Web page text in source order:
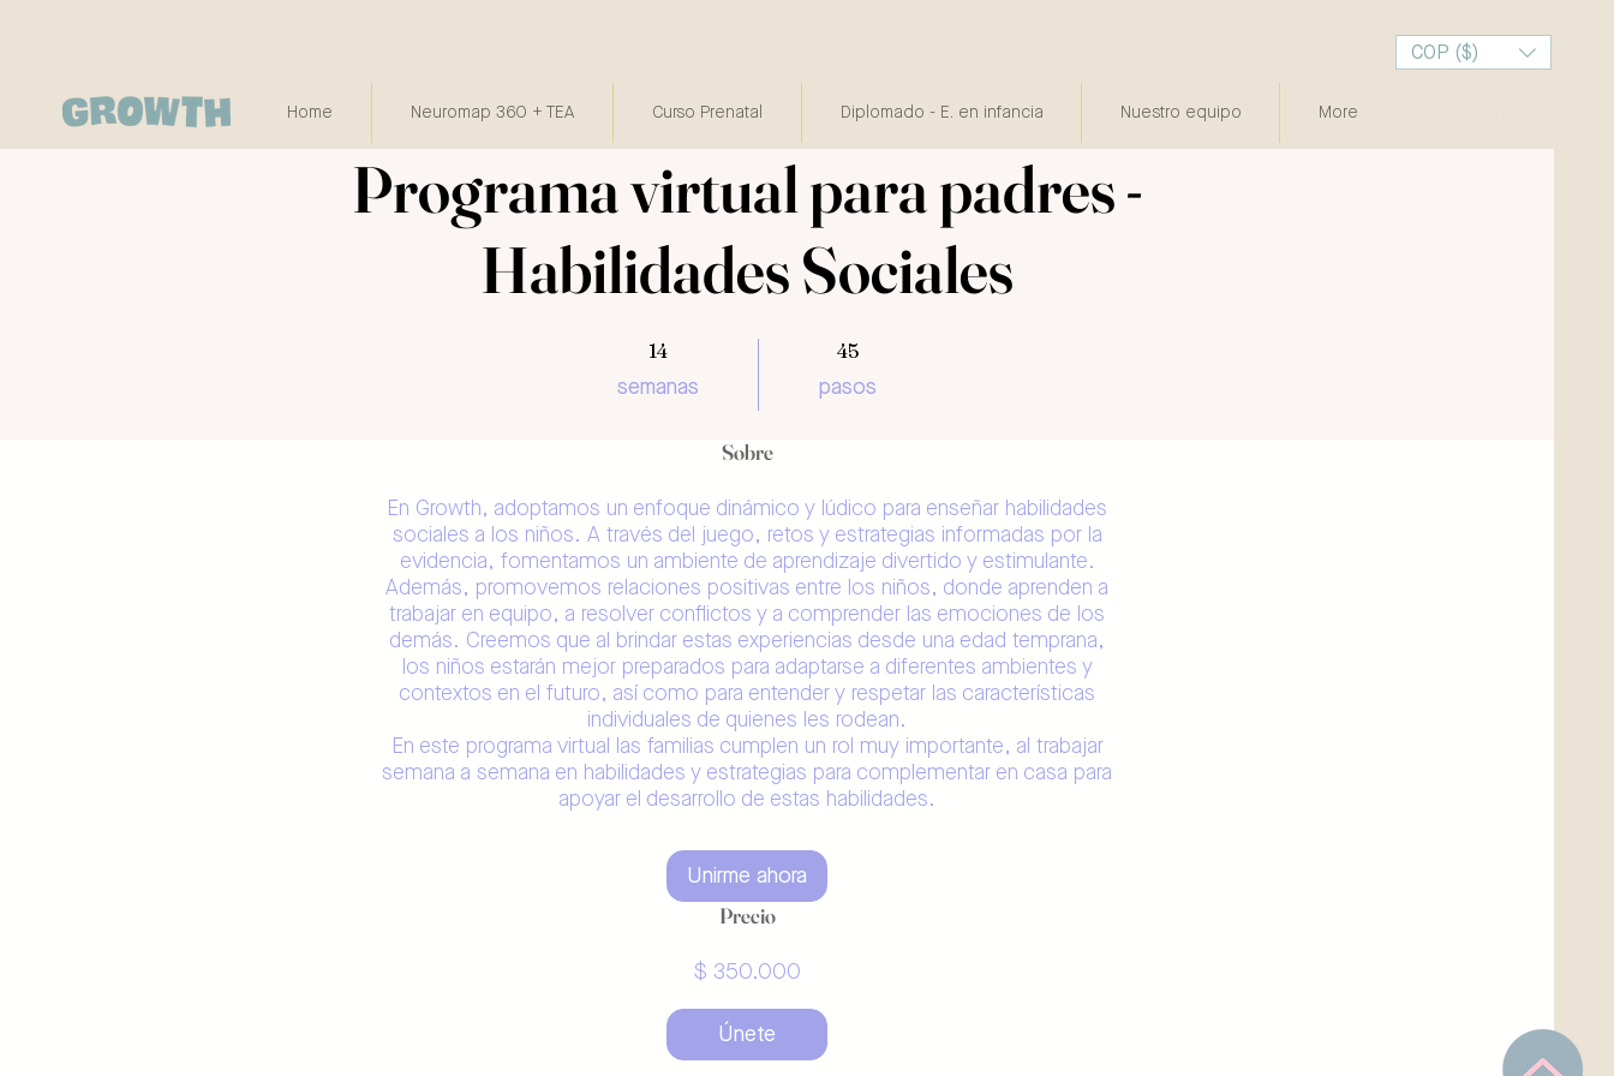
COP ($)
Home Neuromap 360 + TEA Curso Prenatal Diplomado - E. en infancia Nuestro equipo More
Programa virtual para padres -
Habilidades Sociales
14
semanas
14 semanas 45
pasos
45 pasos
Sobre
En Growth, adoptamos un enfoque dinámico y lúdico para enseñar habilidades
sociales a los niños. A través del juego, retos y estrategias informadas por la
evidencia, fomentamos un ambiente de aprendizaje divertido y estimulante.
Además, promovemos relaciones positivas entre los niños, donde aprenden a
trabajar en equipo, a resolver conflictos y a comprender las emociones de los
demás. Creemos que al brindar estas experiencias desde una edad temprana,
los niños estarán mejor preparados para adaptarse a diferentes ambientes y
contextos en el futuro, así como para entender y respetar las características
individuales de quienes les rodean.
En este programa virtual las familias cumplen un rol muy importante, al trabajar
semana a semana en habilidades y estrategias para complementar en casa para
Unirme ahora
Precio
$ 350.000
Únete